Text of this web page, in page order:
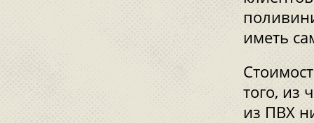
иметь
того, из
из ПВХ